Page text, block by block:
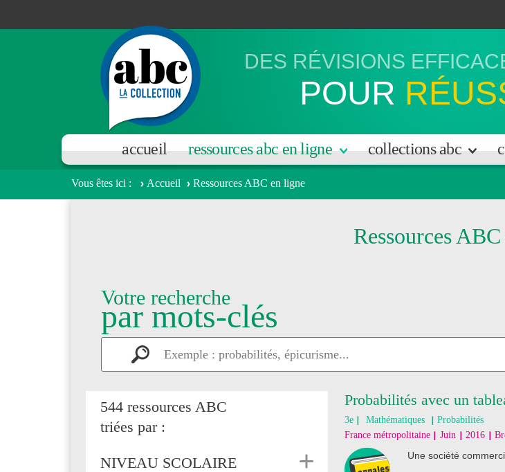
DES RÉVISIONS
POUR
accueil ressources abc en ligne collections abc
Vous êtes ici Accueil Ressources ABC en ligne
Ressources
Votre recherche
par mots-clés
544 ressources ABC
triées par :
NIVEAU SCOLAIRE
Probabilités avec un
3e Mathématiques
Probabilités
France métropolitaine Juin 2016
Une société